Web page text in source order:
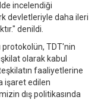
incelendiği
devletleriyle daha ileri
denildi.
protokolün, TDT'nin
olarak kabul
faaliyetlerine
işaret edilen
dış politikasında